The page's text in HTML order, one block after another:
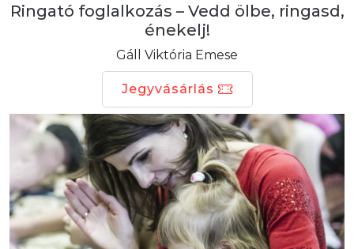
Ringató foglalkozás – Vedd ölbe, ringasd,
énekelj!
Gáll Viktória Emese
Jegyvásárlás